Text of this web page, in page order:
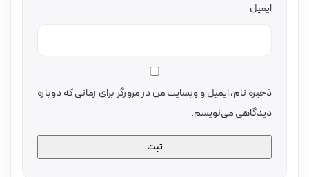
ایمیل
ذخیره نام، ایمیل و وبسایت من در مرورگر برای زمانی که دوباره
دیدگاهی می‌نویسم.